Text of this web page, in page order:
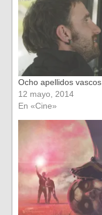
Ocho apellidos vascos
12 mayo, 2014
En «Cine»